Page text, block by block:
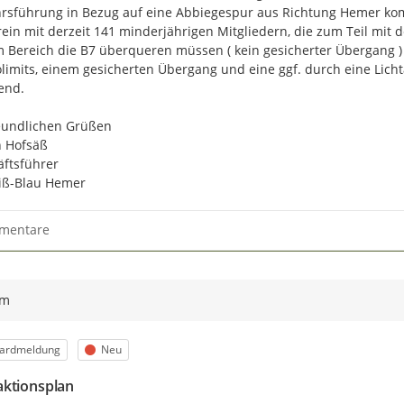
weiteren Verlauf können
Lärmaktionsplans berücksichtigt
Nach Fertigstellung des
unterwww.hemer.debekannt
Kartendienste von
Landesamt für Natur, Umwelt
in Bezug auf eine Abbiegespur aus Richtung Hemer
mit derzeit 141 minderjährigen Mitgliedern, die zum Teil mit
Bereich die B7 überqueren müssen ( kein gesicherter
einem gesicherten Übergang und eine ggf. durch eine
Grüßen
Hofsäß
Blau Hemer
Status
Neu